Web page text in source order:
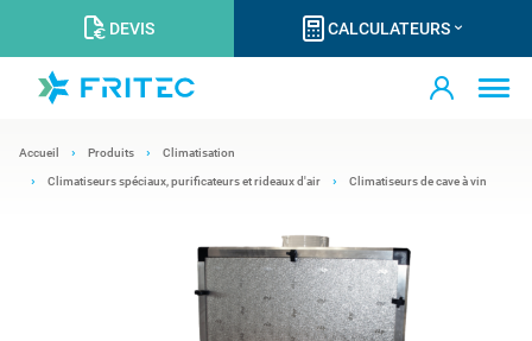
DEVIS CALCULATEURS
Accueil Produits Climatisation
Climatiseurs spéciaux, purificateurs et rideaux d'air Climatiseurs de cave à vin